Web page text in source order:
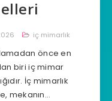
iç mimarlık
önce en
biri iç mimar
İç mimarlık
mekanın…